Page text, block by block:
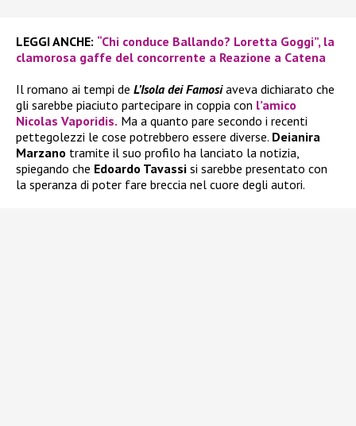
LEGGI ANCHE: “Chi conduce Ballando? Loretta Goggi”, la
clamorosa gaffe del concorrente a Reazione a Catena
Il romano ai tempi de L’Isola dei Famosiaveva dichiarato che
gli sarebbe piaciuto partecipare in coppia con l’amico
Nicolas Vaporidis. Ma a quanto pare secondo i recenti
pettegolezzi le cose potrebbero essere diverse. Deianira
Marzano tramite il suo profilo ha lanciato la notizia,
spiegando che Edoardo Tavassi si sarebbe presentato con
la speranza di poter fare breccia nel cuore degli autori.